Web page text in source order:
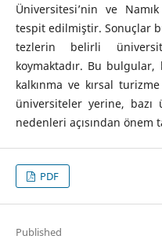
Üniversitesi’nin ve
tespit edilmiştir. Sonuçlar
tezlerin belirli
koymaktadır. Bu bulgular,
kalkınma ve kırsal
üniversiteler yerine, bazı
nedenleri açısından önem
PDF
Published